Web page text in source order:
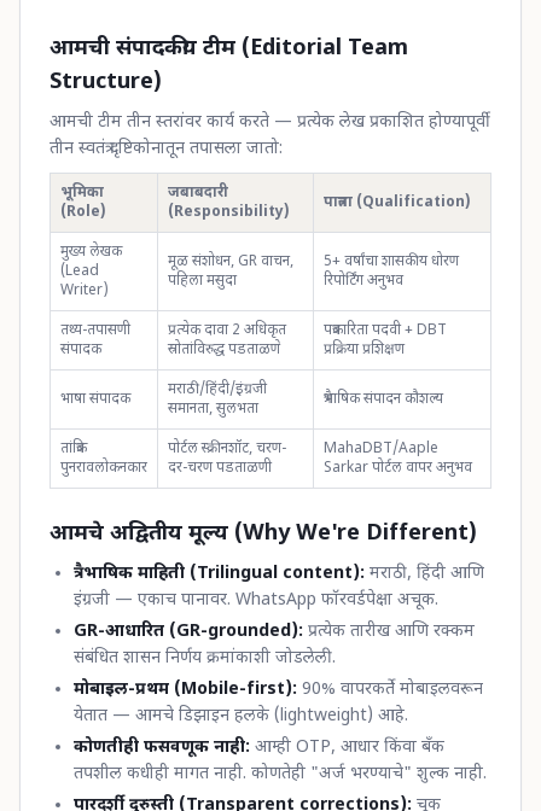
आमची संपादकीय टीम (Editorial Team
Structure)
आमची टीम तीन स्तरांवर कार्य करते — प्रत्येक लेख प्रकाशित होण्यापूर्वी
तीन स्वतंत्र दृष्टिकोनातून तपासला जातो:
भूमिका
(Role)
जबाबदारी
(Responsibility)
पात्रता (Qualification)
मुख्य लेखक
(Lead
Writer)
मूळ संशोधन, GR वाचन,
पहिला मसुदा
5+ वर्षांचा शासकीय धोरण
रिपोर्टिंग अनुभव
तथ्य-तपासणी
संपादक
प्रत्येक दावा 2 अधिकृत
स्रोतांविरुद्ध पडताळणे
पत्रकारिता पदवी + DBT
प्रक्रिया प्रशिक्षण
भाषा संपादक
मराठी/हिंदी/इंग्रजी
समानता, सुलभता
त्रैभाषिक संपादन कौशल्य
तांत्रिक
पुनरावलोकनकार
पोर्टल स्क्रीनशॉट, चरण-
दर-चरण पडताळणी
MahaDBT/Aaple
Sarkar पोर्टल वापर अनुभव
आमचे अद्वितीय मूल्य (Why We're Different)
त्रैभाषिक माहिती (Trilingual content): मराठी, हिंदी आणि
इंग्रजी — एकाच पानावर. WhatsApp फॉरवर्डपेक्षा अचूक.
GR-आधारित (GR-grounded): प्रत्येक तारीख आणि रक्कम
संबंधित शासन निर्णय क्रमांकाशी जोडलेली.
मोबाइल-प्रथम (Mobile-first): 90% वापरकर्ते मोबाइलवरून
येतात — आमचे डिझाइन हलके (lightweight) आहे.
कोणतीही फसवणूक नाही: आम्ही OTP, आधार किंवा बँक
तपशील कधीही मागत नाही. कोणतेही "अर्ज भरण्याचे" शुल्क नाही.
पारदर्शी दुरुस्ती (Transparent corrections): चूक